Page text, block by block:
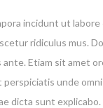
incidunt ut
ridiculus mus.
Etiam sit amet
perspiciatis unde
dicta sunt